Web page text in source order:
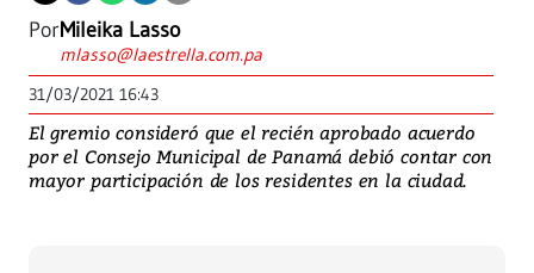
PorMileika Lasso
mlasso@laestrella.com.pa
31/03/2021 16:43
El gremio consideró que el recién aprobado acuerdo
por el Consejo Municipal de Panamá debió contar con
mayor participación de los residentes en la ciudad.